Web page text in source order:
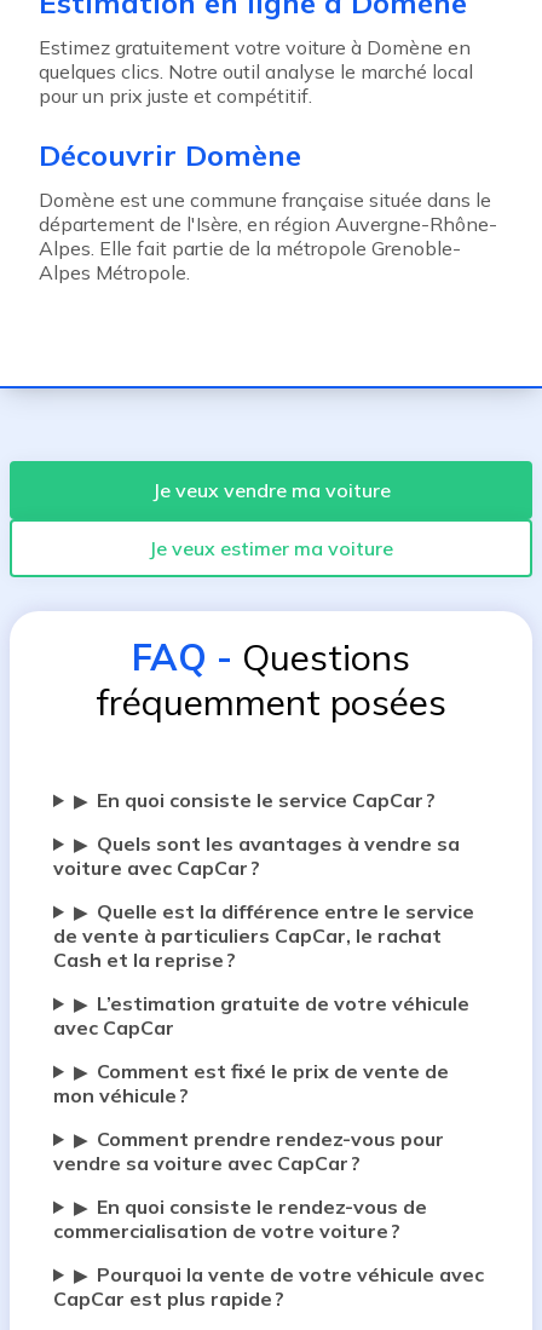
Estimez gratuitement votre voiture à Domène en
quelques clics. Notre outil analyse le marché local
pour un prix juste et compétitif.
Découvrir Domène
Domène est une commune française située dans le
département de l'Isère, en région Auvergne-Rhône-
Alpes. Elle fait partie de la métropole Grenoble-
Alpes Métropole.
Je veux vendre ma voiture
Je veux estimer ma voiture
FAQ - Questions
fréquemment posées
▶ En quoi consiste le service CapCar ?
▶ Quels sont les avantages à vendre sa
voiture avec CapCar ?
▶ Quelle est la différence entre le service
de vente à particuliers CapCar, le rachat
Cash et la reprise ?
▶ L’estimation gratuite de votre véhicule
avec CapCar
▶ Comment est fixé le prix de vente de
mon véhicule ?
▶ Comment prendre rendez-vous pour
vendre sa voiture avec CapCar ?
▶ En quoi consiste le rendez-vous de
commercialisation de votre voiture ?
▶ Pourquoi la vente de votre véhicule avec
CapCar est plus rapide ?